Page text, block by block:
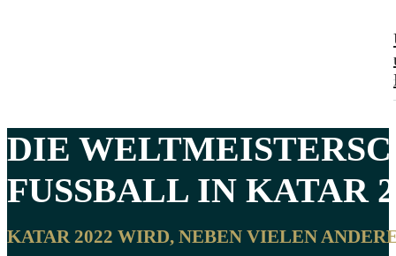
DIE
FUSSBALL IN KATAR
KATAR 2022 WIRD, NEBEN VIELEN